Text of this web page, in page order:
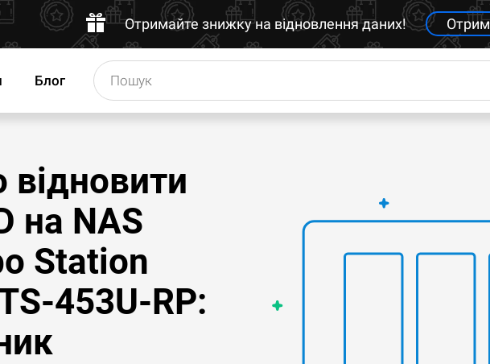
Отримайте знижку на відновлення даних!
Блог
на NAS
Station
453U-RP: